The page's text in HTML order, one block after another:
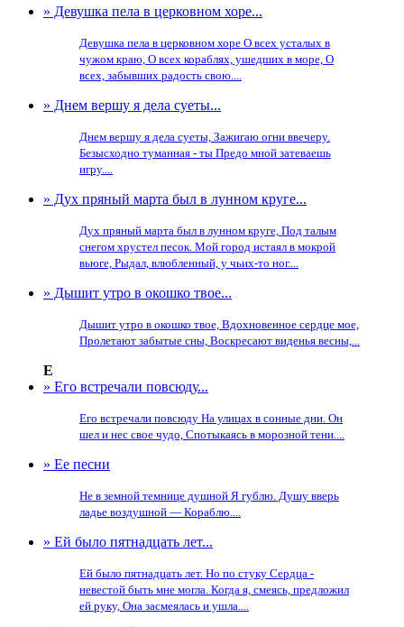
» Девушка пела в церковном хоре...
Девушка пела в церковном хоре О всех усталых в
чужом краю, О всех кораблях, ушедших в море, О
всех, забывших радость свою....
» Днем вершу я дела суеты...
Днем вершу я дела суеты, Зажигаю огни ввечеру.
Безысходно туманная - ты Предо мной затеваешь
игру....
» Дух пряный марта был в лунном круге...
Дух пряный марта был в лунном круге, Под талым
снегом хрустел песок. Мой город истаял в мокрой
вьюге, Рыдал, влюбленный, у чьих-то ног....
» Дышит утро в окошко твое...
Дышит утро в окошко твое, Вдохновенное сердце мое,
Пролетают забытые сны, Воскресают виденья весны,...
Е
» Его встречали повсюду...
Его встречали повсюду На улицах в сонные дни. Он
шел и нес свое чудо, Спотыкаясь в морозной тени....
» Ее песни
Не в земной темнице душной Я гублю. Душу вверь
ладье воздушной — Кораблю....
» Ей было пятнадцать лет...
Ей было пятнадцать лет. Но по стуку Сердца -
невестой быть мне могла. Когда я, смеясь, предложил
ей руку, Она засмеялась и ушла....